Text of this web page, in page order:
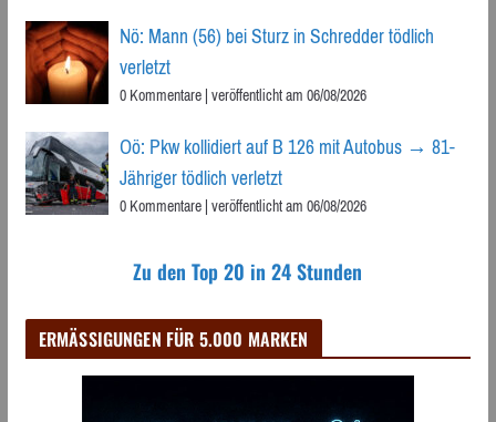
Nö: Mann (56) bei Sturz in Schredder tödlich
verletzt
0 Kommentare|veröffentlicht am 06/08/2026
Oö: Pkw kollidiert auf B 126 mit Autobus → 81-
Jähriger tödlich verletzt
0 Kommentare|veröffentlicht am 06/08/2026
Zu den Top 20 in 24 Stunden
ERMÄSSIGUNGEN FÜR 5.000 MARKEN